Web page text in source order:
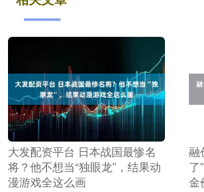
大发配资平台 日本战国最惨名
将？他不想当“独眼龙”，结果动
漫游戏全这么画
融
了
金